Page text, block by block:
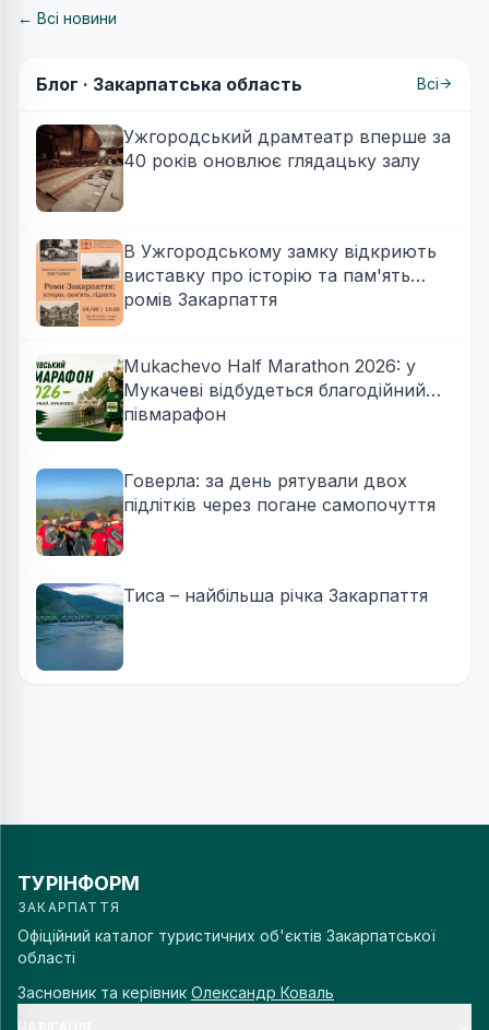
← Всі новини
Блог · Закарпатська область Всі
Ужгородський драмтеатр вперше за
40 років оновлює глядацьку залу
В Ужгородському замку відкриють
виставку про історію та пам'ять
ромів Закарпаття
Mukachevo Half Marathon 2026: у
Мукачеві відбудеться благодійний
півмарафон
Говерла: за день рятували двох
підлітків через погане самопочуття
Тиса – найбільша річка Закарпаття
ТУРІНФОРМ
ЗАКАРПАТТЯ
Офіційний каталог туристичних об'єктів Закарпатської
області
Засновник та керівник Олександр Коваль